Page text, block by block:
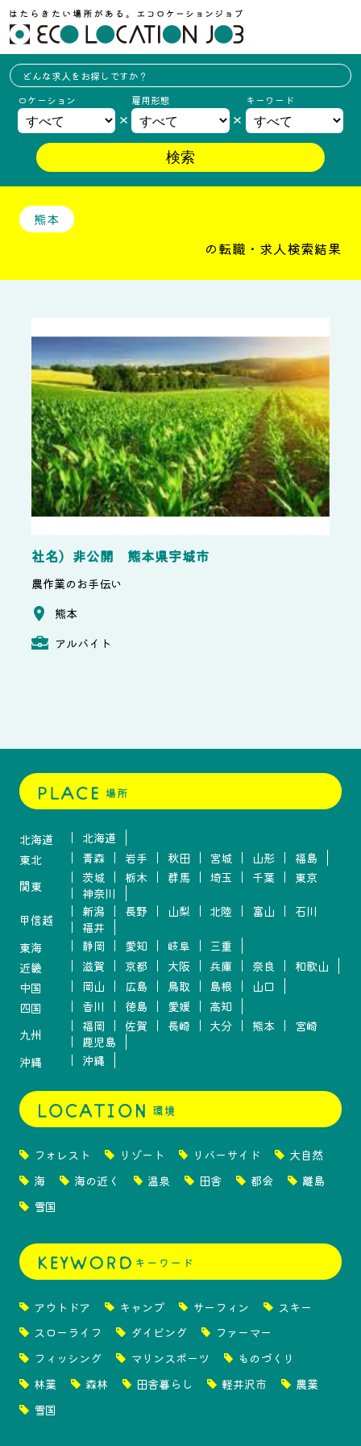
どんな求人をお探しですか？
ロケーション
雇用形態 キーワード
熊本
の転職・求人検索結果
社名）非公開 熊本県宇城市
農作業のお手伝い
熊本
アルバイト
北海道
北海道
東北
青森 岩手 秋田 宮城 山形
福島
関東
茨城 栃木 群馬 埼玉 千葉
東京
神奈川
甲信越
新潟 長野 山梨 北陸 富山
石川
福井
東海
静岡 愛知 岐阜
三重
近畿
滋賀 京都 大阪 兵庫 奈良
和歌山
中国
岡山 広島 鳥取 島根
山口
四国
香川 徳島 愛媛
高知
九州
福岡 佐賀 長崎 大分 熊本
宮崎
鹿児島
沖縄
沖縄
フォレスト リゾート リバーサイド
大自然
海
海の近く 温泉 田舎 都会
離島
雪国
アウトドア キャンプ サーフィン
スキー
スローライフ
ダイビング
ファーマー
フィッシング
マリンスポーツ
ものづくり
林業
森林 田舎暮らし 軽井沢市
農業
雪国